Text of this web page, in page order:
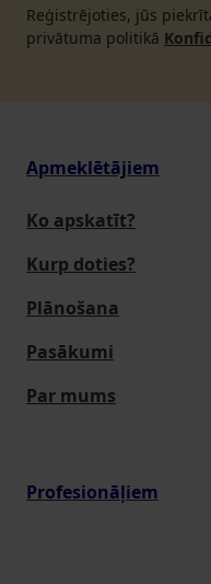
Reģistrējoties, jūs
privātuma politikā
Apmeklētājiem
Ko apskatīt?
Kurp doties?
Plānošana
Pasākumi
Par mums
Profesionāļiem